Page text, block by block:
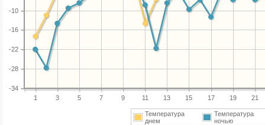
1 3 5 7 9 11 13 15 17 19 21
-34
-28
-22
-16
-10
Температура
днем
Температура
ночью